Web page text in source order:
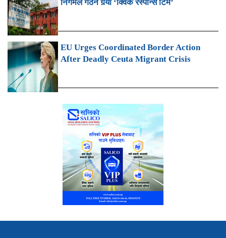
निगमले गठन गर्‍यो ‘क्विक रेस्पोन्स टिम’
EU Urges Coordinated Border Action
After Deadly Ceuta Migrant Crisis